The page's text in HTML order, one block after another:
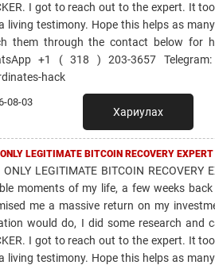
I got to reach out to the expert. It
living testimony. Hope this helps as
them through the contact below for
+1 ( 318 ) 203-3657 Telegram:
hack
08-03
Хариулах
LEGITIMATE BITCOIN RECOVERY
ONLY LEGITIMATE BITCOIN
moments of my life, a few weeks
me a massive return on my
would do, I did some research and
I got to reach out to the expert. It
living testimony. Hope this helps as